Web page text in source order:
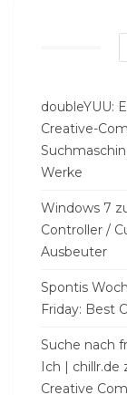
doubleYUU:
Creative-
Werke
Windows 7
Controller /
Ausbeuter
Spontis
Friday: Best
Suche nach
Ich | chillr.de
Creative